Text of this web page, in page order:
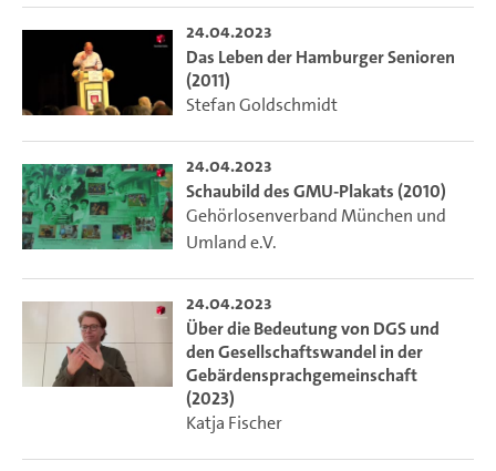
24.04.2023
Das Leben der Hamburger Senioren
(2011)
Stefan Goldschmidt
24.04.2023
Schaubild des GMU-Plakats (2010)
Gehörlosenverband München und
Umland e.V.
24.04.2023
Über die Bedeutung von DGS und
den Gesellschaftswandel in der
Gebärdensprachgemeinschaft
(2023)
Katja Fischer